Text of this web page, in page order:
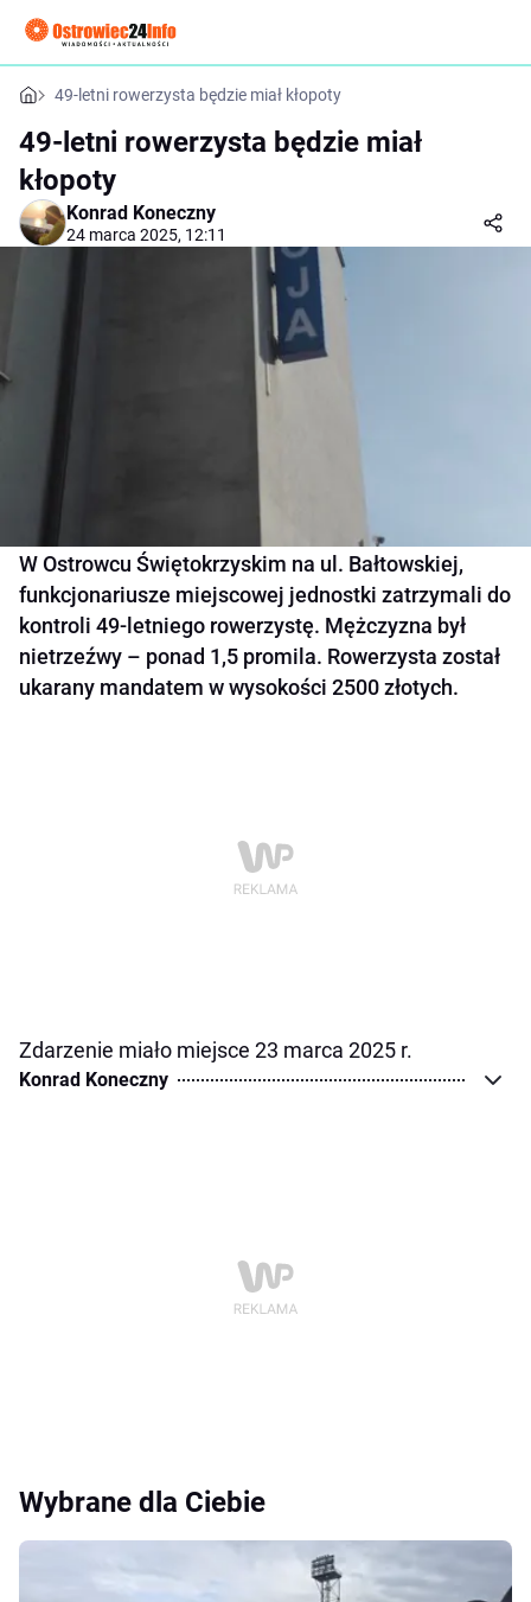
49-letni rowerzysta będzie miał kłopoty
49-letni rowerzysta będzie miał
kłopoty
Konrad Koneczny
24 marca 2025, 12:11
W Ostrowcu Świętokrzyskim na ul. Bałtowskiej,
funkcjonariusze miejscowej jednostki zatrzymali do
kontroli 49-letniego rowerzystę. Mężczyzna był
nietrzeźwy – ponad 1,5 promila. Rowerzysta został
ukarany mandatem w wysokości 2500 złotych.
Zdarzenie miało miejsce 23 marca 2025 r.
Konrad Koneczny
Wybrane dla Ciebie